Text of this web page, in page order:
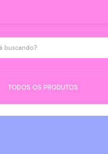
TODOS OS PRODUTOS